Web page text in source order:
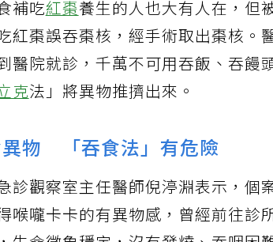
補吃紅棗養生的人也大有人在，但
紅棗誤吞棗核，經手術取出棗核。
醫院就診，千萬不可用吞飯、吞饅
克法」將異物推擠出來。
物 「吞食法」有危險
診觀察室主任醫師倪渟淵表示，個
喉嚨卡卡的有異物感，曾經前往診